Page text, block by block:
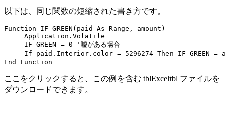
以下は、同じ関数の短縮された書き方です。
Function IF_GREEN(paid As Range, amount)
     Application.Volatile
     IF_GREEN = 0 '嘘がある場合
If paid.Interior.color = 5296274 Then IF_GREEN =
ここをクリックすると、この例を含む tblExceltbl ファイルを
ダウンロードできます。